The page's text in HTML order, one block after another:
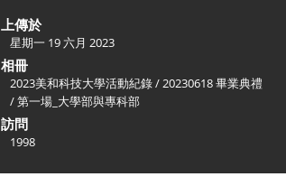
上傳於
星期一 19 六月 2023
相冊
2023美和科技大學活動紀錄/20230618 畢業典禮
/第一場_大學部與專科部
訪問
1998